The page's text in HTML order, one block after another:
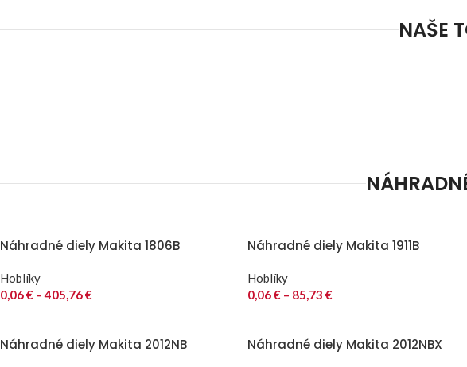
NAŠE
Náhradné diely Makita 1806B
Hoblíky
0,06€ – 405,76€
Náhradné diely Makita 1911B
Hoblíky
0,06€ – 85,73 €
Náhradné diely Makita 2012NB Náhradné diely Makita 2012NBX